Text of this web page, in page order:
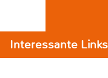
Interessante